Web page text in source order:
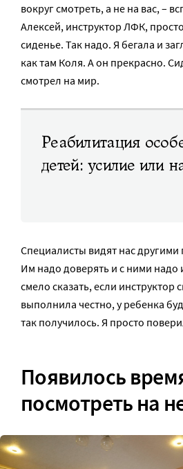
вокруг смотреть, а не на вас, –
Алексей, инструктор ЛФК,
сиденье. Так надо. Я бегала и
как там Коля. А он прекрасно.
смотрел на мир.
Реабилитация
детей: усилие или
Специалисты видят нас другими
Им надо доверять и с ними надо
смело сказать, если инструктор
выполнила честно, у ребенка
так получилось. Я просто
Появилось
посмотреть на